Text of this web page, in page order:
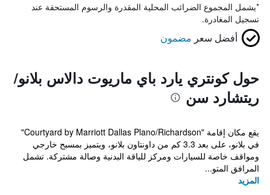
*يشمل المجموع الضرائب المحلية المقدرة والرسوم المستحقة عند
تسجيل المغادرة.
أفضل سعر مضمون
حول كونتري يارد باي ماريوت دالاس بلانو/
ريتشارد سن
يقع مكان إقامة "Courtyard by Marriott Dallas Plano/Richardson"
في بلانو، على بعد 3.3 كم من داونتاون بلانو، ويتميز بمسبح خارجي
ومواقف خاصة للسيارات ومركز للياقة البدنية وصالة مشتركة. تشمل
المرافق المتو...
المزيد